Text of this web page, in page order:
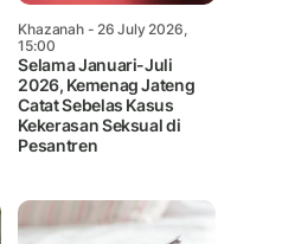
Khazanah- 26 July 2026,
15:00
Selama Januari-Juli
2026, Kemenag Jateng
Catat Sebelas Kasus
Kekerasan Seksual di
Pesantren